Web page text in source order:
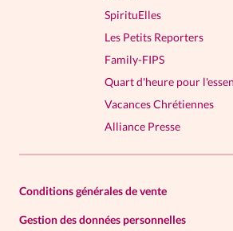
SpirituElles
Les Petits Reporters
Family-FIPS
Quart d'heure pour
Vacances Chrétiennes
Alliance Presse
Conditions générales de vente
Gestion des données personnelles